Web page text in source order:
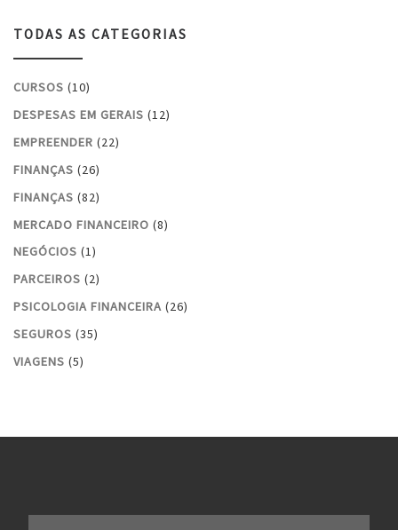
TODAS AS CATEGORIAS
CURSOS (10)
DESPESAS EM GERAIS (12)
EMPREENDER (22)
FINANÇAS (26)
FINANÇAS (82)
MERCADO FINANCEIRO (8)
NEGÓCIOS (1)
PARCEIROS (2)
PSICOLOGIA FINANCEIRA (26)
SEGUROS (35)
VIAGENS (5)